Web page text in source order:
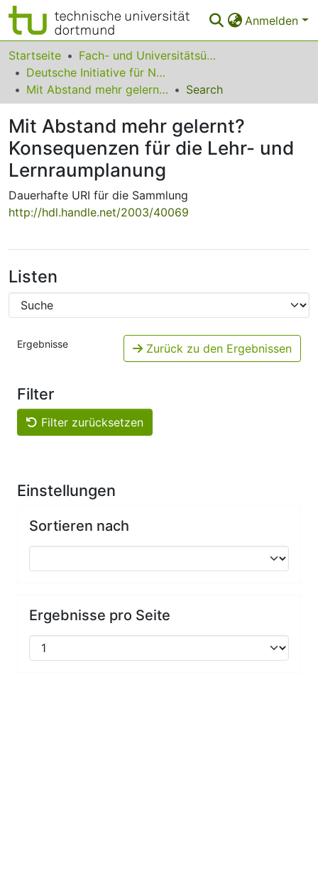
Anmelden
Bereiche & Sammlungen
Das gesamte Repositorium
FAQ
Leitlinien
Zurück zur Startseite
Startseite
Fach- und Universitätsübergreifendes
Deutsche Initiative für Netzwerkinformation e. V.
Mit Abstand mehr gelernt? Konsequenzen für die Lehr- und Lernraumplanung
Search
Mit Abstand mehr gelernt?
Konsequenzen für die Lehr- und
Lernraumplanung
Dauerhafte URI für die Sammlung
http://hdl.handle.net/2003/40069
Listen
Ergebnisse Zurück zu den Ergebnissen
Filter
Filter zurücksetzen
Einstellungen
Sortieren nach
Ergebnisse pro Seite